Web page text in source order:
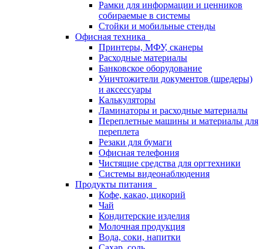
Рамки для информации и ценников
собираемые в системы
Стойки и мобильные стенды
Офисная техника
Принтеры, МФУ, сканеры
Расходные материалы
Банковское оборудование
Уничтожители документов (шредеры)
и аксессуары
Калькуляторы
Ламинаторы и расходные материалы
Переплетные машины и материалы для
переплета
Резаки для бумаги
Офисная телефония
Чистящие средства для оргтехники
Системы видеонаблюдения
Продукты питания
Кофе, какао, цикорий
Чай
Кондитерские изделия
Молочная продукция
Вода, соки, напитки